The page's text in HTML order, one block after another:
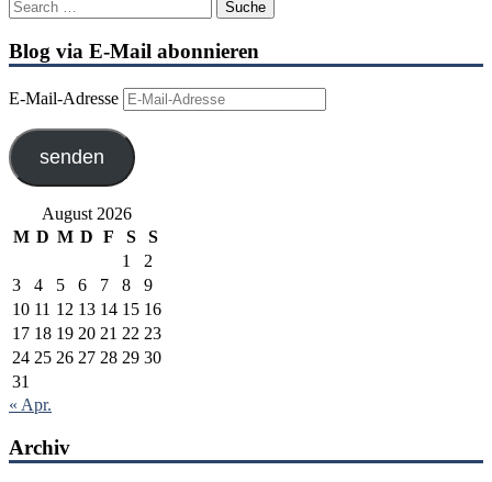
Blog via E-Mail abonnieren
E-Mail-Adresse
senden
August 2026
M D M D F S
S
1
2
3
4 5 6 7 8
9
10 11 12 13 14 15 16
17 18 19 20 21 22 23
24 25 26 27 28 29 30
31
« Apr.
Archiv